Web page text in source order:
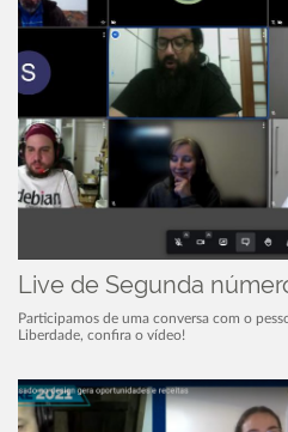
Live de Segunda
Participamos de uma conversa com o
Liberdade, confira o vídeo!